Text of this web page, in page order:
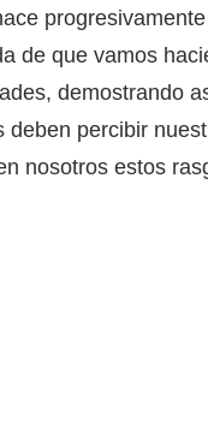
de que vamos
demostrando
percibir
nosotros estos